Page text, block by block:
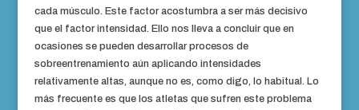
cada músculo. Este factor acostumbra a ser más decisivo
que el factor intensidad. Ello nos lleva a concluir que en
ocasiones se pueden desarrollar procesos de
sobreentrenamiento aún aplicando intensidades
relativamente altas, aunque no es, como digo, lo habitual. Lo
más frecuente es que los atletas que sufren este problema